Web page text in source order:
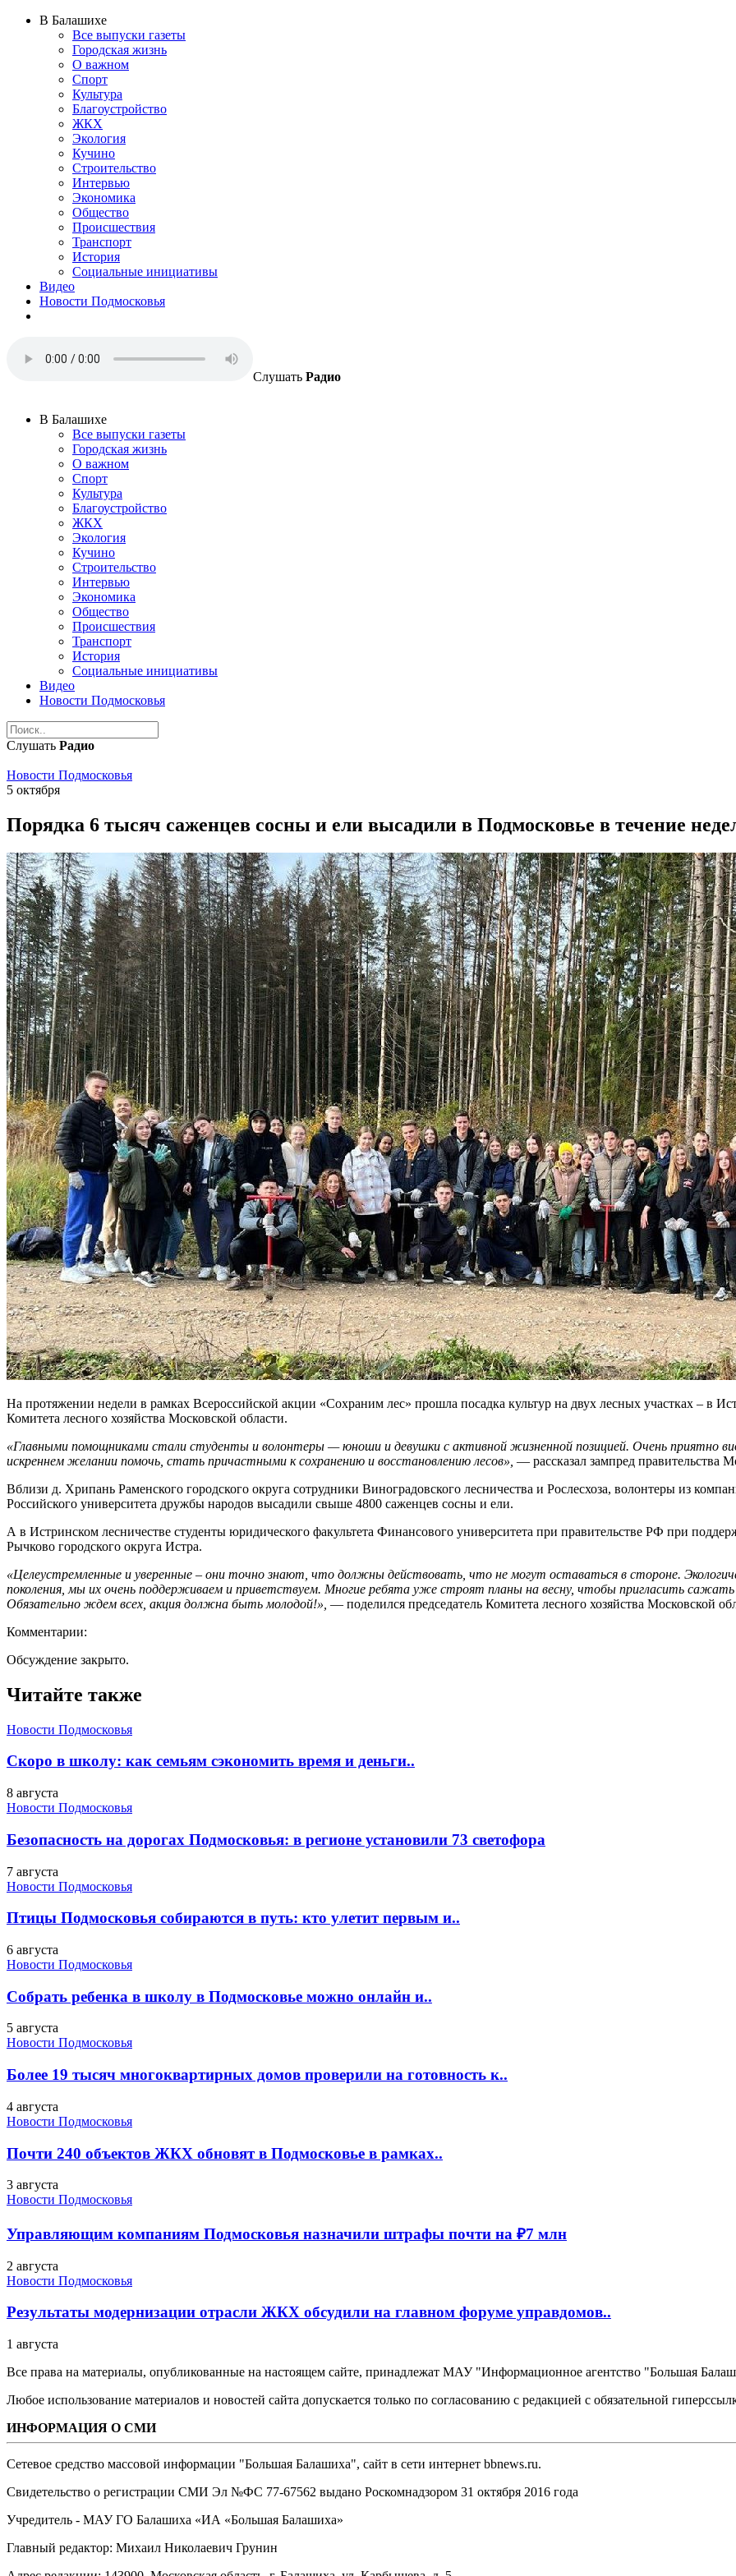
В Балашихе
Все выпуски газеты
Городская жизнь
О важном
Спорт
Культура
Благоустройство
ЖКХ
Экология
Кучино
Строительство
Интервью
Экономика
Общество
Происшествия
Транспорт
История
Социальные инициативы
Видео
Новости Подмосковья
Слушать Радио
В Балашихе
Все выпуски газеты
Городская жизнь
О важном
Спорт
Культура
Благоустройство
ЖКХ
Экология
Кучино
Строительство
Интервью
Экономика
Общество
Происшествия
Транспорт
История
Социальные инициативы
Видео
Новости Подмосковья
Слушать Радио
Новости Подмосковья
5 октября
Порядка 6 тысяч саженцев сосны и ели высадили в Подмосковье в течение
На протяжении недели в рамках Всероссийской акции «Сохраним лес» прошла посадка культур на двух лесных участках – в
Комитета лесного хозяйства Московской области.
«Главными помощниками стали студенты и волонтеры — юноши и девушки с активной жизненной позицией. Очень приятно
искреннем желании помочь, стать причастными к сохранению и восстановлению лесов», — рассказал зампред правительства
Вблизи д. Хрипань Раменского городского округа сотрудники Виноградовского лесничества и Рослесхоза, волонтеры из
Российского университета дружбы народов высадили свыше 4800 саженцев сосны и ели.
А в Истринском лесничестве студенты юридического факультета Финансового университета при правительстве РФ при
Рычково городского округа Истра.
«Целеустремленные и уверенные – они точно знают, что должны действовать, что не могут оставаться в стороне.
поколения, мы их очень поддерживаем и приветствуем. Многие ребята уже строят планы на весну, чтобы пригласить сажать
Обязательно ждем всех, акция должна быть молодой!», — поделился председатель Комитета лесного хозяйства Московской
Комментарии:
Обсуждение закрыто.
Читайте также
Новости Подмосковья
Скоро в школу: как семьям сэкономить время и деньги..
8 августа
Новости Подмосковья
Безопасность на дорогах Подмосковья: в регионе установили 73 светофора
7 августа
Новости Подмосковья
Птицы Подмосковья собираются в путь: кто улетит первым и..
6 августа
Новости Подмосковья
Собрать ребенка в школу в Подмосковье можно онлайн и..
5 августа
Новости Подмосковья
Более 19 тысяч многоквартирных домов проверили на готовность к..
4 августа
Новости Подмосковья
Почти 240 объектов ЖКХ обновят в Подмосковье в рамках..
3 августа
Новости Подмосковья
Управляющим компаниям Подмосковья назначили штрафы почти на ₽7 млн
2 августа
Новости Подмосковья
Результаты модернизации отрасли ЖКХ обсудили на главном форуме управдомов..
1 августа
Все права на материалы, опубликованные на настоящем сайте, принадлежат МАУ "Информационное агентство "Большая
Любое использование материалов и новостей сайта допускается только по согласованию с редакцией с обязательной
ИНФОРМАЦИЯ О СМИ
Сетевое средство массовой информации "Большая Балашиха", сайт в сети интернет bbnews.ru.
Свидетельство о регистрации СМИ Эл №ФС ‎77-67562 выдано Роскомнадзором 31 октября 2016 года
Учредитель - МАУ ГО Балашиха «ИА «Большая Балашиха»
Главный редактор: Михаил Николаевич Грунин